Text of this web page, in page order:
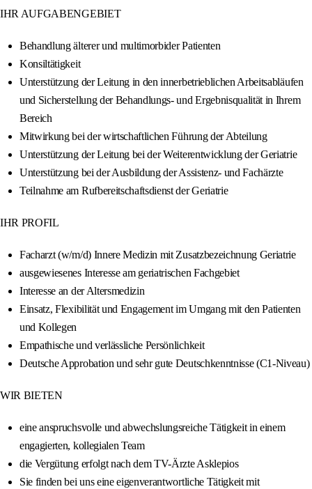
IHR AUFGABENGEBIET
Behandlung älterer und multimorbider Patienten
Konsiltätigkeit
Unterstützung der Leitung in den innerbetrieblichen Arbeitsabläufen
und Sicherstellung der Behandlungs- und Ergebnisqualität in Ihrem
Bereich
Mitwirkung bei der wirtschaftlichen Führung der Abteilung
Unterstützung der Leitung bei der Weiterentwicklung der Geriatrie
Unterstützung bei der Ausbildung der Assistenz- und Fachärzte
Teilnahme am Rufbereitschaftsdienst der Geriatrie
IHR PROFIL
Facharzt (w/m/d) Innere Medizin mit Zusatzbezeichnung Geriatrie
ausgewiesenes Interesse am geriatrischen Fachgebiet
Interesse an der Altersmedizin
Einsatz, Flexibilität und Engagement im Umgang mit den Patienten
und Kollegen
Empathische und verlässliche Persönlichkeit
Deutsche Approbation und sehr gute Deutschkenntnisse (C1-Niveau)
WIR BIETEN
eine anspruchsvolle und abwechslungsreiche Tätigkeit in einem
engagierten, kollegialen Team
die Vergütung erfolgt nach dem TV-Ärzte Asklepios
Sie finden bei uns eine eigenverantwortliche Tätigkeit mit